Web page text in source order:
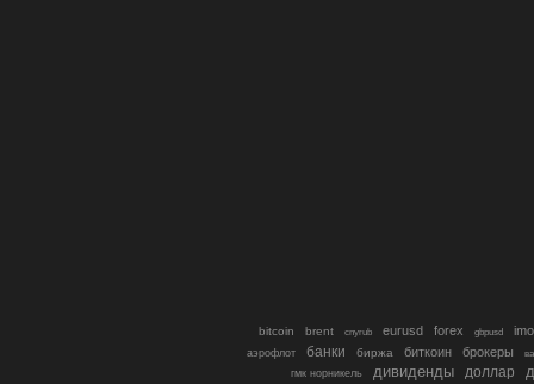
bitcoin brent cnyrub eurusd forex gbpusd
аэрофлот банки биржа биткоин брокеры
гмк норникель
дивиденды доллар